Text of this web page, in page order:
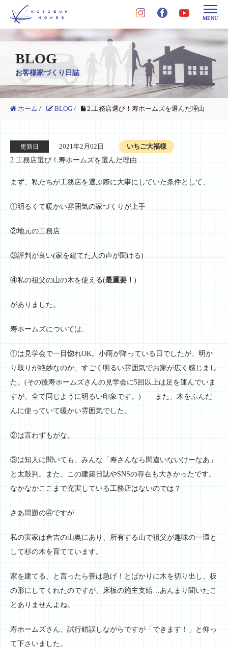
MENU
BLOG
お客様家づくり日誌
ホーム / BLOG / 2.工務店選び！寿ホームズを選んだ理由
更新日 2021年2月02日
いちご大福様
2.工務店選び！寿ホームズを選んだ理由
まず、私たちが工務店を選ぶ際に大事にしていた条件として、
①明るくて暖かい雰囲気の家づくりが上手
②地元の工務店
③評判が良い(家を建てた人の声が聞ける)
④私の祖父の山の木を使える(最重要！ )
がありました。
寿ホームズについては、
①は見学会で一目惚れOK。小雨が降っている日でしたが、明か
り取りが絶妙なのか、すごく明るい雰囲気でお家が広く感じまし
た。(その後寿ホームズさんの見学会に5回以上は足を運んでいま
すが、全て同じように明るい印象です。) また、木をふんだ
んに使っていて暖かい雰囲気でした。
②は言わずもがな。
③は知人に聞いても、みんな「寿さんなら間違いないけーなあ」
と太鼓判。また、この建築日誌やSNSの存在も大きかったです。
なかなかここまで充実している工務店はないのでは？
さあ問題の④ですが…
私の実家は倉吉の山奥にあり、所有する山で祖父が趣味の一環と
して杉の木を育てています。
家を建てる、と言ったら善は急げ！とばかりに木を切り出し、板
の形にしてくれたのですが、床板の施主支給…あんまり聞いたこ
とありませんよね。
寿ホームズさん、試行錯誤しながらですが「できます！」と仰っ
て下さいました。